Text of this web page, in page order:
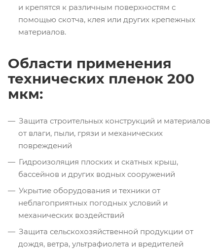
и крепятся к различным поверхностям с
помощью скотча, клея или других крепежных
материалов.
Области применения
технических пленок 200
мкм:
Защита строительных конструкций и материалов
от влаги, пыли, грязи и механических
повреждений
Гидроизоляция плоских и скатных крыш,
бассейнов и других водных сооружений
Укрытие оборудования и техники от
неблагоприятных погодных условий и
механических воздействий
Защита сельскохозяйственной продукции от
дождя, ветра, ультрафиолета и вредителей